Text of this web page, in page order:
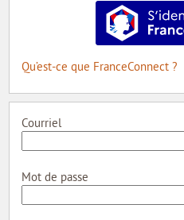
MES DEMANDES
MON PORTE-DOCUMENTS
INTERNE
Qu’est-ce que FranceConnect ?
Courriel
Mot de passe